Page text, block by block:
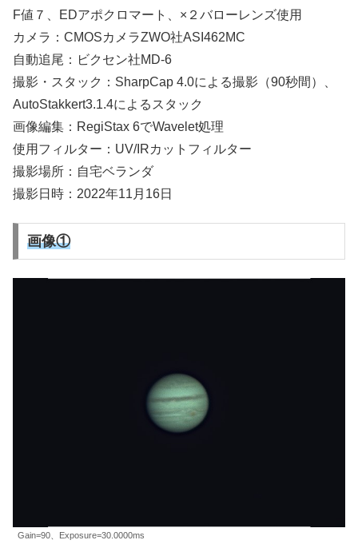
F値７、EDアポクロマート、×２バローレンズ使用
カメラ：CMOSカメラZWO社ASI462MC
自動追尾：ビクセン社MD-6
撮影・スタック：SharpCap 4.0による撮影（90秒間）、
AutoStakkert3.1.4によるスタック
画像編集：RegiStax 6でWavelet処理
使用フィルター：UV/IRカットフィルター
撮影場所：自宅ベランダ
撮影日時：2022年11月16日
画像①
Gain=90、Exposure=30.0000ms